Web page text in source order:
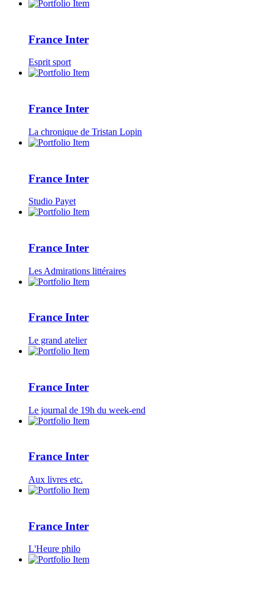
France Inter
Esprit sport
France Inter
La chronique de Tristan Lopin
France Inter
Studio Payet
France Inter
Les Admirations littéraires
France Inter
Le grand atelier
France Inter
Le journal de 19h du week-end
France Inter
Aux livres etc.
France Inter
L'Heure philo